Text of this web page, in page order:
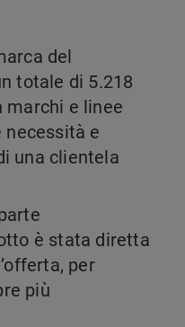
del
totale di 5.218
marchi e linee
e
una clientela
è stata diretta
per
più